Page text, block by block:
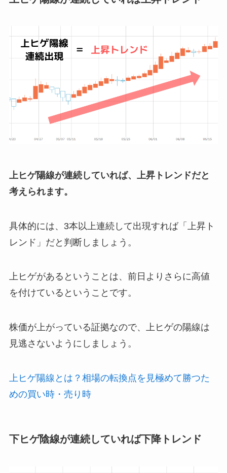
上ヒゲ陽線が連続していれば、上昇トレンドだと
考えられます。
具体的には、3本以上連続して出現すれば「上昇ト
レンド」だと判断しましょう。
上ヒゲがあるということは、前日よりさらに高値
を付けているということです。
株価が上がっている証拠なので、上ヒゲの陽線は
見逃さないようにしましょう。
上ヒゲ陽線とは？相場の転換点を見極めて勝つた
めの買い時・売り時
下ヒゲ陰線が連続していれば下降トレンド